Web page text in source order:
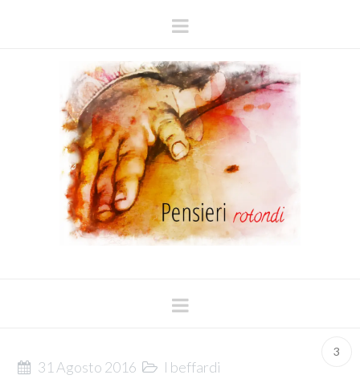
Navigation
Navigation
3
31 Agosto 2016 I beffardi